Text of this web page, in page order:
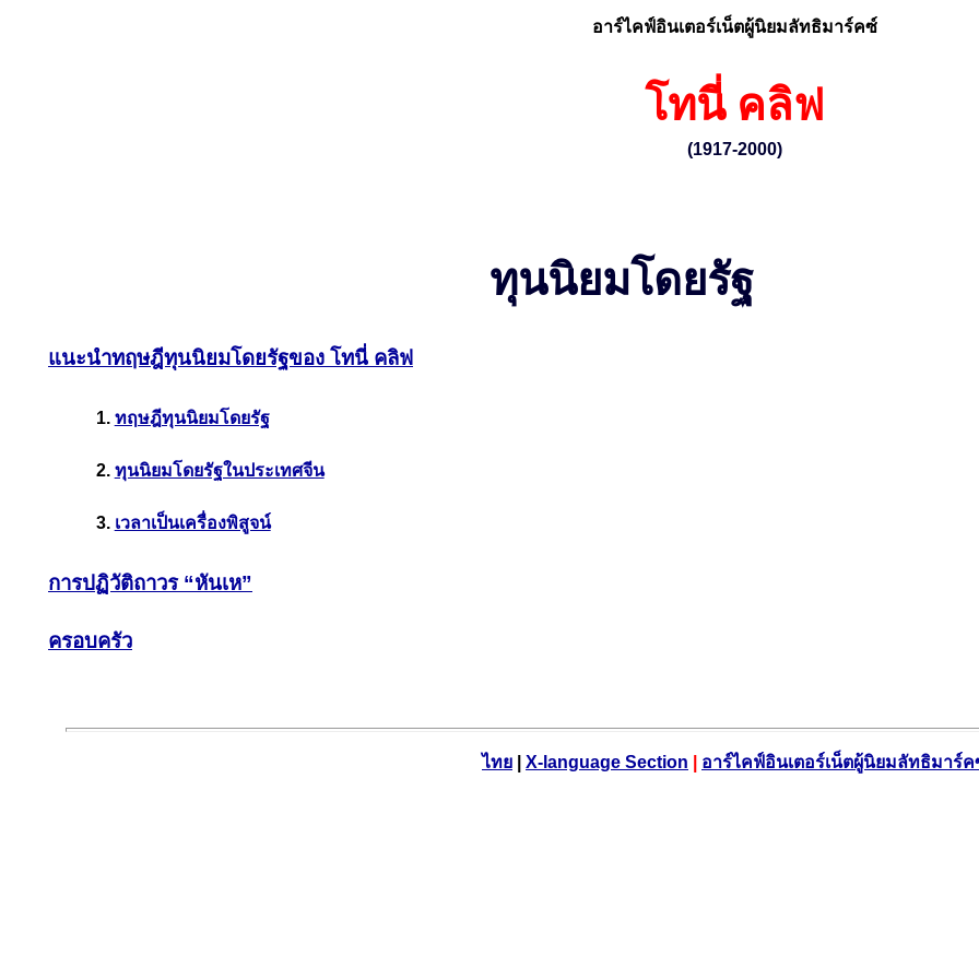
อาร์ไคฟ์อินเตอร์เน็ตผู้นิยมลัทธิมาร์คซ์
โทนี่ คลิฟ
(1917-2000)
ทุนนิยมโดยรัฐ
แนะนำทฤษฎีทุนนิยมโดยรัฐของ โทนี่ คลิฟ
1. ทฤษฎีทุนนิยมโดยรัฐ
2. ทุนนิยมโดยรัฐในประเทศจีน
3. เวลาเป็นเครื่องพิสูจน์
การปฏิวัติถาวร “หันเห”
ครอบครัว
ไทย X-language Section อาร์ไคฟ์อินเตอร์เน็ตผู้นิยมลัทธิมาร์